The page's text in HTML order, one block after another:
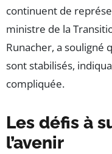
continuent de
ministre de la
Runacher, a souligné
sont stabilisés,
compliquée.
Les défis à
l’avenir